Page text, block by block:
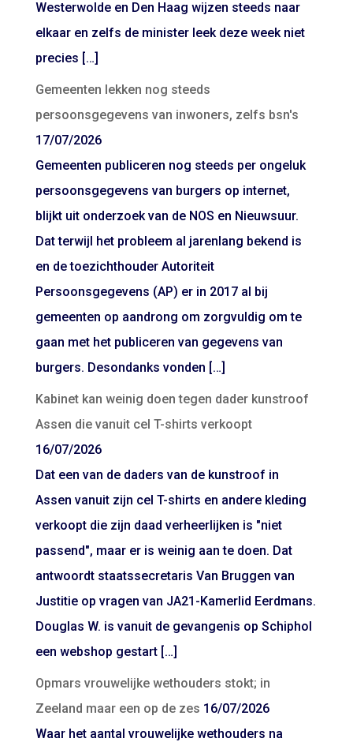
Westerwolde en Den Haag wijzen steeds naar
elkaar en zelfs de minister leek deze week niet
precies […]
Gemeenten lekken nog steeds
persoonsgegevens van inwoners, zelfs bsn's
17/07/2026
Gemeenten publiceren nog steeds per ongeluk
persoonsgegevens van burgers op internet,
blijkt uit onderzoek van de NOS en Nieuwsuur.
Dat terwijl het probleem al jarenlang bekend is
en de toezichthouder Autoriteit
Persoonsgegevens (AP) er in 2017 al bij
gemeenten op aandrong om zorgvuldig om te
gaan met het publiceren van gegevens van
burgers. Desondanks vonden […]
Kabinet kan weinig doen tegen dader kunstroof
Assen die vanuit cel T-shirts verkoopt
16/07/2026
Dat een van de daders van de kunstroof in
Assen vanuit zijn cel T-shirts en andere kleding
verkoopt die zijn daad verheerlijken is "niet
passend", maar er is weinig aan te doen. Dat
antwoordt staatssecretaris Van Bruggen van
Justitie op vragen van JA21-Kamerlid Eerdmans.
Douglas W. is vanuit de gevangenis op Schiphol
een webshop gestart […]
Opmars vrouwelijke wethouders stokt; in
Zeeland maar een op de zes 16/07/2026
Waar het aantal vrouwelijke wethouders na